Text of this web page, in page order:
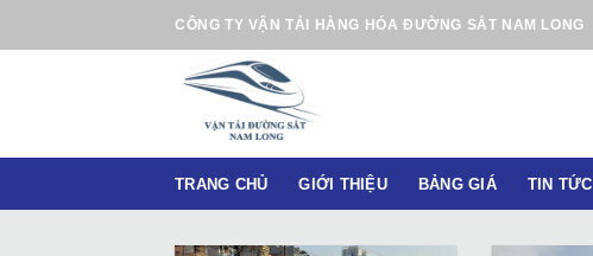
n
CÔNG TY VẬN TẢI HÀNG HÓA ĐƯỜNG SẮT NAM LONG
TRANG CHỦ GIỚI THIỆU BẢNG GIÁ TIN TỨC